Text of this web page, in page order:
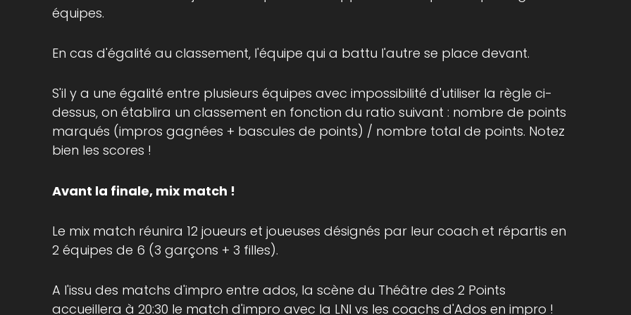
équipes.
En cas d'égalité au classement, l'équipe qui a battu l'autre se place devant.
S'il y a une égalité entre plusieurs équipes avec impossibilité d'utiliser la règle ci-
dessus, on établira un classement en fonction du ratio suivant : nombre de points
marqués (impros gagnées + bascules de points) / nombre total de points. Notez
bien les scores !
Avant la finale, mix match !
Le mix match réunira 12 joueurs et joueuses désignés par leur coach et répartis en
2 équipes de 6 (3 garçons + 3 filles).
A l'issu des matchs d'impro entre ados, la scène du Théâtre des 2 Points
accueillera à 20:30 le match d'impro avec la LNI vs les coachs d'Ados en impro !